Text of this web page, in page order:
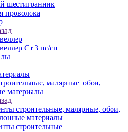
шестигранник
проволока
Ст.3 пс/сп
малярные, обои,
материалы
строительные, малярные, обои,
материалы
строительные